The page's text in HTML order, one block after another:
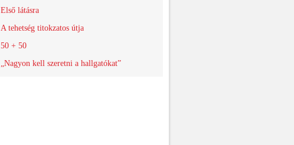
Első látásra
A tehetség titokzatos útja
50 + 50
„Nagyon kell szeretni a hallgatókat”